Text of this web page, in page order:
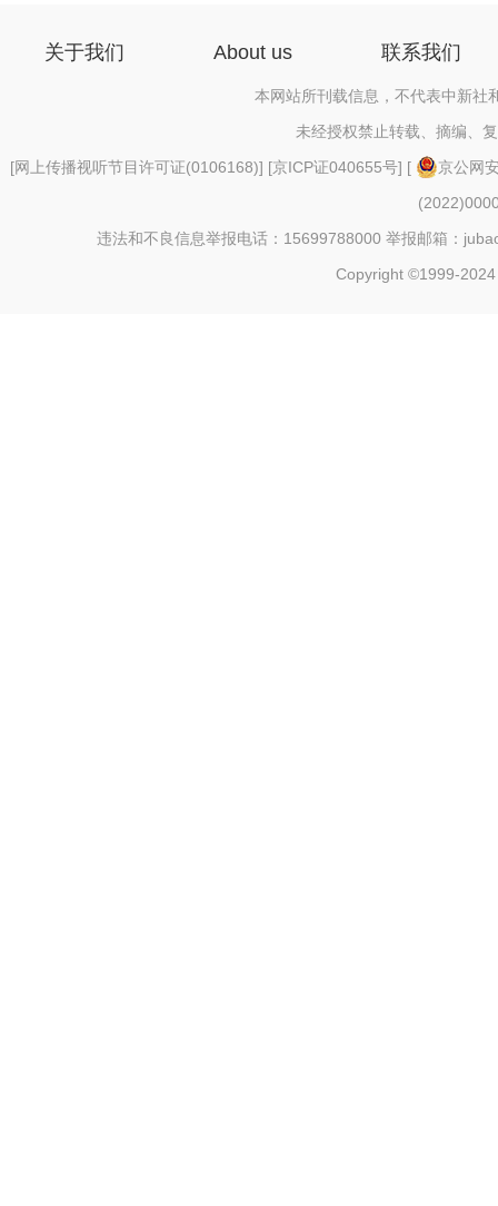
关于我们 About us 联系我们
本网站所刊载信息，不代表中新社
未经授权禁止转载、摘编、
[网上传播视听节目许可证(0106168)] [京ICP证040655号] [
京公网
违法和不良信息举报电话：15699788000 举报邮箱：
Copyright ©1999-